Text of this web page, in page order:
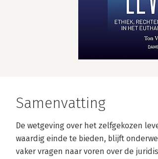
Samenvatting
De wetgeving over het zelfgekozen
waardig einde te bieden, blijft
vaker vragen naar voren over de